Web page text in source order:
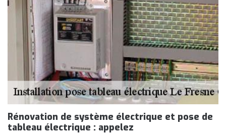
Rénovation de système électrique et pose de
tableau électrique : appelez